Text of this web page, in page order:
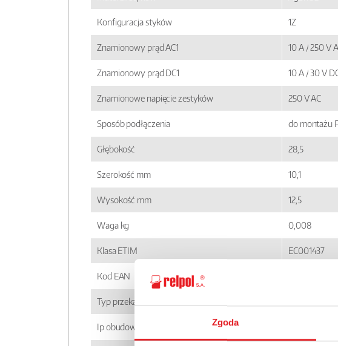
Zgoda
Konfiguracja styków 1Z
Znamionowy prąd AC1 10 A / 250 V
Znamionowy prąd DC1 10 A / 30 V
Znamionowe napięcie zestyków 250 V AC
Sposób podłączenia do montażu
Głębokość 28,5
Szerokość mm 10,1
Wysokość mm 12,5
Waga kg 0,008
Klasa ETIM EC001437
Kod EAN
Typ przekaźnika
Ip obudowy